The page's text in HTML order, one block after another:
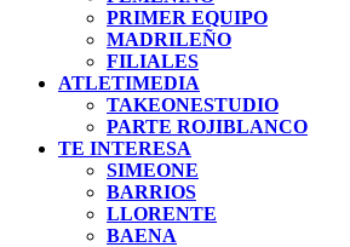
PRIMER EQUIPO
MADRILEÑO
FILIALES
ATLETIMEDIA
TAKEONESTUDIO
PARTE ROJIBLANCO
TE INTERESA
SIMEONE
BARRIOS
LLORENTE
BAENA